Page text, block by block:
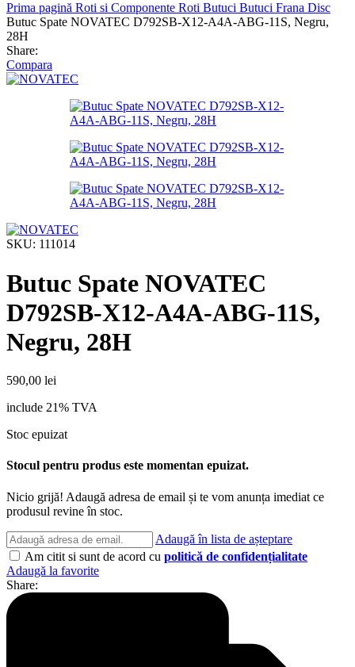
Prima pagină Roti si Componente Roti Butuci Butuci Frana Disc
Butuc Spate NOVATEC D792SB-X12-A4A-ABG-11S, Negru,
28H
Share:
Compara
SKU: 111014
Butuc Spate NOVATEC
D792SB-X12-A4A-ABG-11S,
Negru, 28H
590,00 lei
include 21% TVA
Stoc epuizat
Stocul pentru produs este momentan epuizat.
Nicio grijă! Adaugă adresa de email și te vom anunța imediat ce
produsul revine în stoc.
Adaugă în lista de așteptare
Am citit si sunt de acord cu politică de confidențialitate
Adaugă la favorite
Share: